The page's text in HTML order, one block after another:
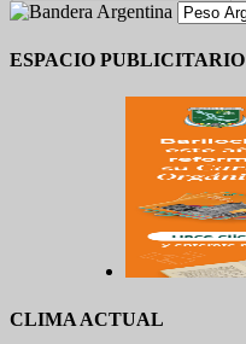
ESPACIO PUBLICITARIO
CLIMA ACTUAL